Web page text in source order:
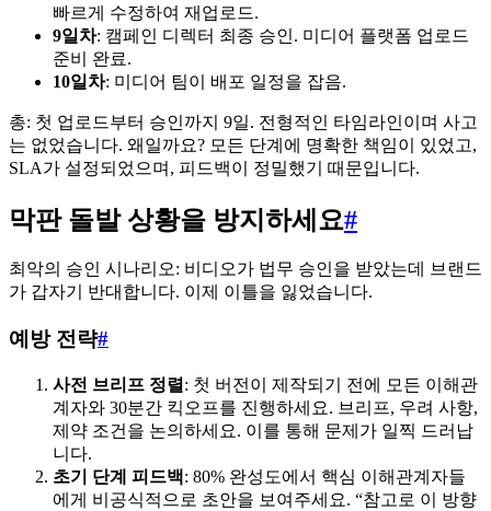
빠르게 수정하여 재업로드.
9일차: 캠페인 디렉터 최종 승인. 미디어 플랫폼 업로드
준비 완료.
10일차: 미디어 팀이 배포 일정을 잡음.
총: 첫 업로드부터 승인까지 9일. 전형적인 타임라인이며 사고
는 없었습니다. 왜일까요? 모든 단계에 명확한 책임이 있었고,
SLA가 설정되었으며, 피드백이 정밀했기 때문입니다.
막판 돌발 상황을 방지하세요#
최악의 승인 시나리오: 비디오가 법무 승인을 받았는데 브랜드
가 갑자기 반대합니다. 이제 이틀을 잃었습니다.
예방 전략#
사전 브리프 정렬 : 첫 버전이 제작되기 전에 모든 이해관
계자와 30분간 킥오프를 진행하세요. 브리프, 우려 사항,
제약 조건을 논의하세요. 이를 통해 문제가 일찍 드러납
니다.
초기 단계 피드백: 80% 완성도에서 핵심 이해관계자들
에게 비공식적으로 초안을 보여주세요. “참고로 이 방향